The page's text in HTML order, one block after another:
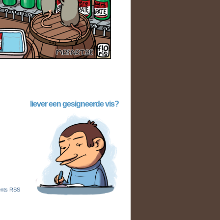
RSS
liever een gesigneerde vis?